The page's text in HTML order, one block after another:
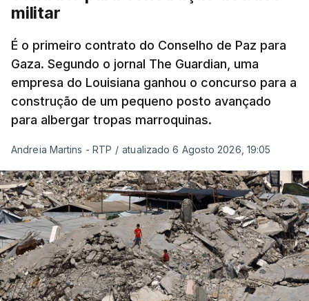
militar
É o primeiro contrato do Conselho de Paz para
Gaza. Segundo o jornal The Guardian, uma
empresa do Louisiana ganhou o concurso para a
construção de um pequeno posto avançado
para albergar tropas marroquinas.
Andreia Martins - RTP / atualizado 6 Agosto 2026, 19:05